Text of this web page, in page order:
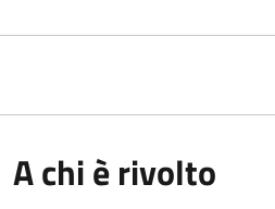
A chi è rivolto